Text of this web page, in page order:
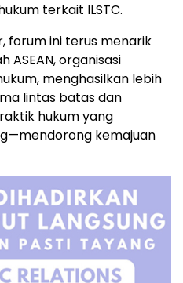
terkait ILSTC.
forum ini terus menarik
ASEAN, organisasi
menghasilkan lebih
lintas batas dan
hukum yang
kemajuan